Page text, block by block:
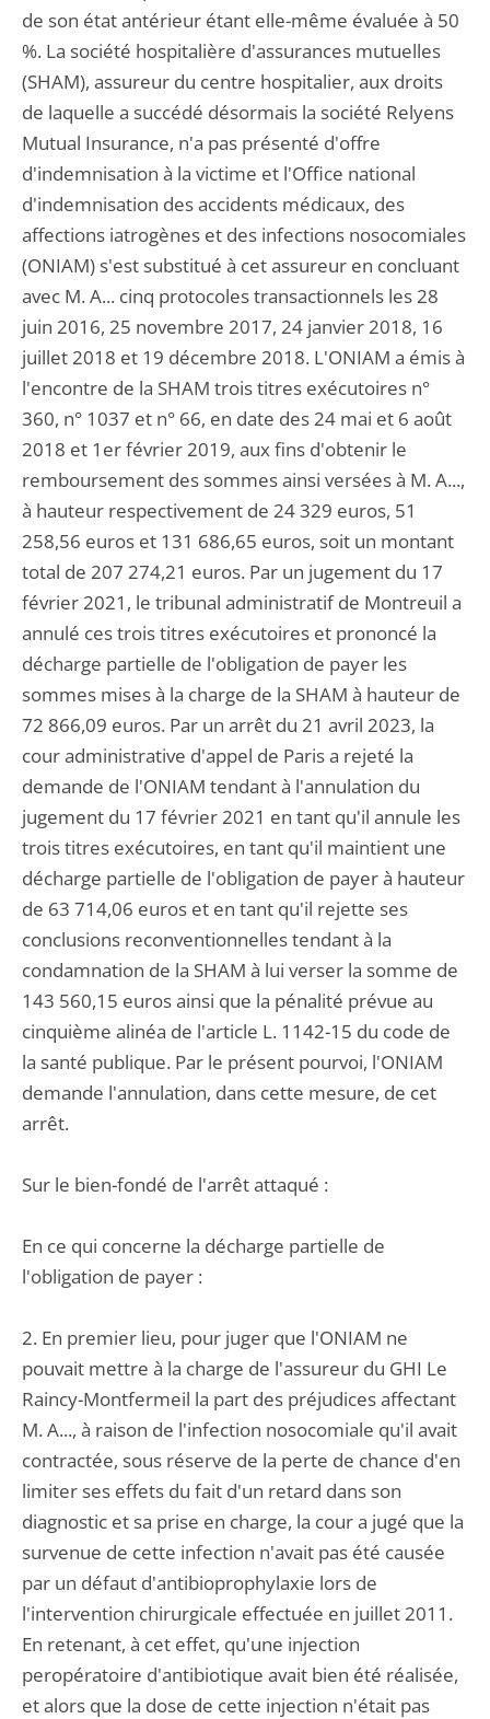
de son état antérieur étant elle-même évaluée à 50
%. La société hospitalière d'assurances mutuelles
(SHAM), assureur du centre hospitalier, aux droits
de laquelle a succédé désormais la société Relyens
Mutual Insurance, n'a pas présenté d'offre
d'indemnisation à la victime et l'Office national
d'indemnisation des accidents médicaux, des
affections iatrogènes et des infections nosocomiales
(ONIAM) s'est substitué à cet assureur en concluant
avec M. A... cinq protocoles transactionnels les 28
juin 2016, 25 novembre 2017, 24 janvier 2018, 16
juillet 2018 et 19 décembre 2018. L'ONIAM a émis à
l'encontre de la SHAM trois titres exécutoires n°
360, n° 1037 et n° 66, en date des 24 mai et 6 août
2018 et 1er février 2019, aux fins d'obtenir le
remboursement des sommes ainsi versées à M. A...,
à hauteur respectivement de 24 329 euros, 51
258,56 euros et 131 686,65 euros, soit un montant
total de 207 274,21 euros. Par un jugement du 17
février 2021, le tribunal administratif de Montreuil a
annulé ces trois titres exécutoires et prononcé la
décharge partielle de l'obligation de payer les
sommes mises à la charge de la SHAM à hauteur de
72 866,09 euros. Par un arrêt du 21 avril 2023, la
cour administrative d'appel de Paris a rejeté la
demande de l'ONIAM tendant à l'annulation du
jugement du 17 février 2021 en tant qu'il annule les
trois titres exécutoires, en tant qu'il maintient une
décharge partielle de l'obligation de payer à hauteur
de 63 714,06 euros et en tant qu'il rejette ses
conclusions reconventionnelles tendant à la
condamnation de la SHAM à lui verser la somme de
143 560,15 euros ainsi que la pénalité prévue au
cinquième alinéa de l'article L. 1142-15 du code de
la santé publique. Par le présent pourvoi, l'ONIAM
demande l'annulation, dans cette mesure, de cet
arrêt.
Sur le bien-fondé de l'arrêt attaqué :
En ce qui concerne la décharge partielle de
l'obligation de payer :
2. En premier lieu, pour juger que l'ONIAM ne
pouvait mettre à la charge de l'assureur du GHI Le
Raincy-Montfermeil la part des préjudices affectant
M. A..., à raison de l'infection nosocomiale qu'il avait
contractée, sous réserve de la perte de chance d'en
limiter ses effets du fait d'un retard dans son
diagnostic et sa prise en charge, la cour a jugé que la
survenue de cette infection n'avait pas été causée
par un défaut d'antibioprophylaxie lors de
l'intervention chirurgicale effectuée en juillet 2011.
En retenant, à cet effet, qu'une injection
peropératoire d'antibiotique avait bien été réalisée,
et alors que la dose de cette injection n'était pas